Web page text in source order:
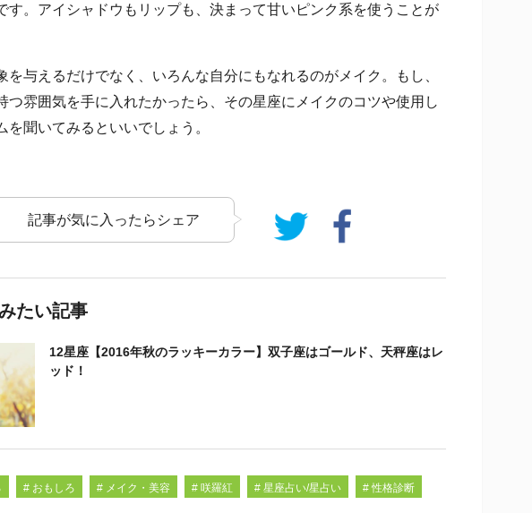
す。アイシャドウもリップも、決まって甘いピンク系を使うことが
与えるだけでなく、いろんな自分にもなれるのがメイク。もし、
つ雰囲気を手に入れたかったら、その星座にメイクのコツや使用し
を聞いてみるといいでしょう。
記事が気に入ったらシェア
たい記事
12星座【2016年秋のラッキーカラー】双子座はゴールド、天秤座はレ
ッド！
# おもしろ # メイク・美容 # 咲羅紅 # 星座占い/星占い # 性格診断